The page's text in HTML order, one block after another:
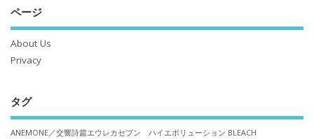
ページ
About Us
Privacy
タグ
ANEMONE／交響詩篇エウレカセブン ハイエボリューション BLEACH